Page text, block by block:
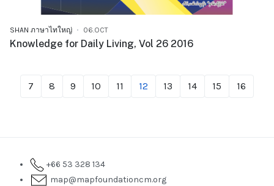
SHAN ภาษาไทใหญ่ 06.OCT
Knowledge for Daily Living, Vol 26 2016
7 8 9 10 11 12 13 14 15 16
+66 53 328 134
map@mapfoundationcm.org